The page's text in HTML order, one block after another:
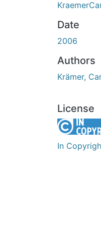
Date
2006
Authors
Krämer,
License
In